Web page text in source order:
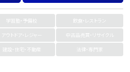
学習塾・予備校
飲食・レストラン
アウトドア・レジャー
中古品売買・リサイクル
建設・住宅・不動産
法律・専門家